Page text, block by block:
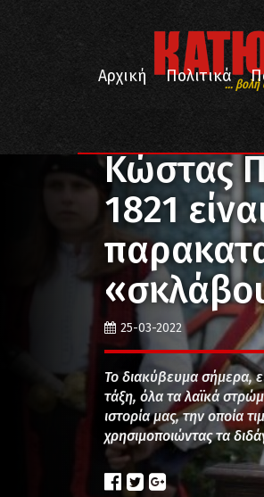
... βολή
Αρχική
Πολιτικά
Κοινωνία
Κώστας
1821
25-03-2022
Το διακύβευμα σήμερα,
τάξη, όλα τα λαϊκά
ιστορία μας, την οποία
χρησιμοποιώντας τα